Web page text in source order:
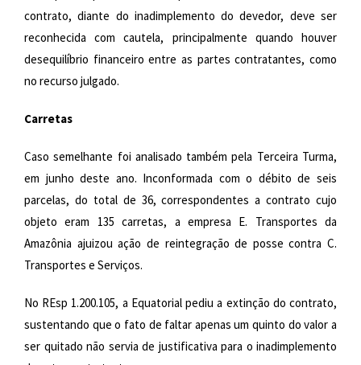
contrato, diante do inadimplemento do devedor, deve ser
reconhecida com cautela, principalmente quando houver
desequilíbrio financeiro entre as partes contratantes, como
no recurso julgado.
Carretas
Caso semelhante foi analisado também pela Terceira Turma,
em junho deste ano. Inconformada com o débito de seis
parcelas, do total de 36, correspondentes a contrato cujo
objeto eram 135 carretas, a empresa E. Transportes da
Amazônia ajuizou ação de reintegração de posse contra C.
Transportes e Serviços.
No REsp 1.200.105, a Equatorial pediu a extinção do contrato,
sustentando que o fato de faltar apenas um quinto do valor a
ser quitado não servia de justificativa para o inadimplemento